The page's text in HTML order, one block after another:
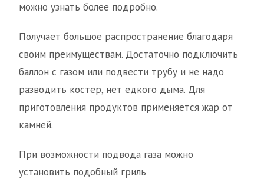
можно узнать более подробно.
Получает большое распространение благодаря
своим преимуществам. Достаточно подключить
баллон с газом или подвести трубу и не надо
разводить костер, нет едкого дыма. Для
приготовления продуктов применяется жар от
камней.
При возможности подвода газа можно
установить подобный гриль